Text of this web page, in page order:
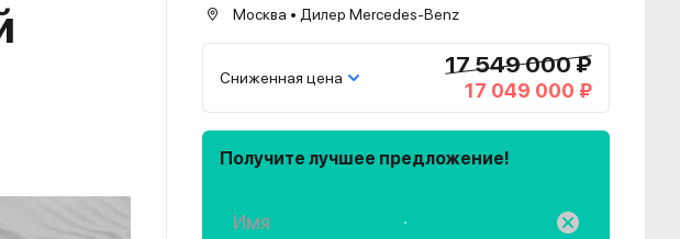
Москва • Дилер Mercedes-Benz
Сниженная цена 17 549 000 ₽
17 049 000 ₽
Получите лучшее предложение!
Имя